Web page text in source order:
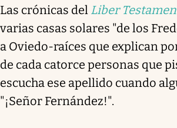
Las crónicas del Liber
varias casas solares "de los
a Oviedo-raíces que explican
de cada catorce personas que
escucha ese apellido cuando
"¡Señor Fernández!".